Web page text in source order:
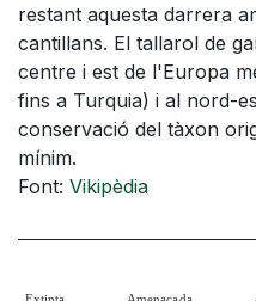
restant aquesta darrera
cantillans. El tallarol de
centre i est de l'Europa
fins a Turquia) i al nord-
conservació del tàxon
mínim.
Font: Vikipèdia